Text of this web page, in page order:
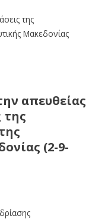
της
Μακεδονίας
απευθείας
της
(2-9-